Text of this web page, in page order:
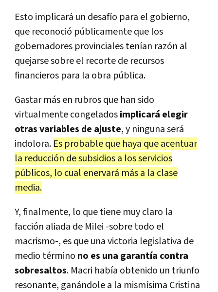
Esto implicará un desafío para el gobierno,
que reconoció públicamente que los
gobernadores provinciales tenían razón al
quejarse sobre el recorte de recursos
financieros para la obra pública.
Gastar más en rubros que han sido
virtualmente congeladosimplicará elegir
otras variables de ajuste, y ninguna será
indolora. Es probable que haya que acentuar
la reducción de subsidios a los servicios
públicos, lo cual enervará más a la clase
media.
Y, finalmente, lo que tiene muy claro la
facción aliada de Milei -sobre todo el
macrismo-, es que una victoria legislativa de
medio término no es una garantía contra
sobresaltos. Macri había obtenido un triunfo
resonante, ganándole a la mismísima Cristina